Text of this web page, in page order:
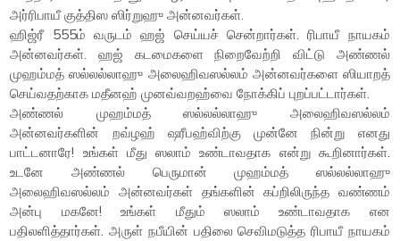
அர்ரிபாயீ குத்திஸ ஸிர்றுஹு அன்னவர்கள்.
ஹிஜ்ரீ 555ம் வருடம் ஹஜ் செய்யச் சென்றார்கள். ரிபாயீ நாயகம்
அன்னவர்கள். ஹஜ் கடமைகளை நிறைவேற்றி விட்டு அண்ணல்
முஹம்மத் ஸல்லல்லாஹு அலைஹிவஸல்லம் அன்னவர்களை ஸியாறத்
செய்வதற்காக மதீனஹ் முனவ்வறஹ்வை நோக்கிப் புறப்பட்டார்கள்.
அண்ணல் முஹம்மத் ஸல்லல்லாஹு அலைஹிவஸல்லம்
அன்னவர்களின் றவ்ழஹ் ஷரீபஹ்விற்கு முன்னே நின்று எனது
பாட்டனாரே! உங்கள் மீது ஸலாம் உண்டாவதாக என்று கூறினார்கள்.
உடனே அண்ணல் பெருமான் முஹம்மத் ஸல்லல்லாஹு
அலைஹிவஸல்லம் அன்னவர்கள் தங்களின் கப்றிலிருந்த வண்ணம்
அன்பு மகனே! உங்கள் மீதும் ஸலாம் உண்டாவதாக என
பதிலளித்தார்கள். அருள் நபீயின் பதிலை செவிமடுத்த ரிபாயீ நாயகம்